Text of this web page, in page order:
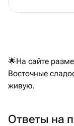
🌟На сайте
Восточные
живую.
Ответы на